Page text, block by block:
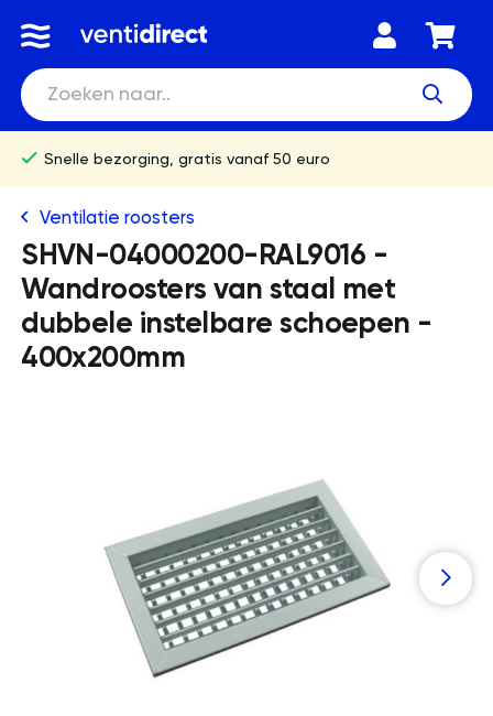
Snelle bezorging, gratis vanaf 50 euro
Ventilatie roosters
SHVN-04000200-RAL9016 -
Wandroosters van staal met
dubbele instelbare schoepen -
400x200mm